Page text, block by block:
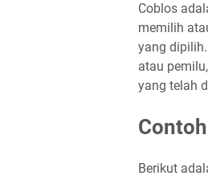
Coblos
memilih
yang
atau
yang telah
Berikut